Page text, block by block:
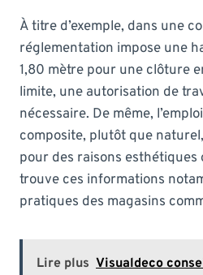
À titre d’exemple, dans une
réglementation impose une
1,80 mètre pour une clôture
limite, une autorisation de
nécessaire. De même,
composite, plutôt que
pour des raisons esthétiques
trouve ces informations
pratiques des magasins
Lire plus Visualdeco